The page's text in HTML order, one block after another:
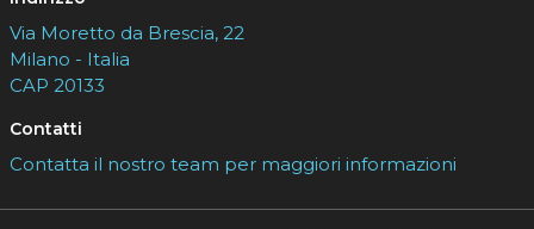
Via Moretto da Brescia, 22
Milano - Italia
CAP 20133
Contatti
Contatta il nostro team per maggiori informazioni